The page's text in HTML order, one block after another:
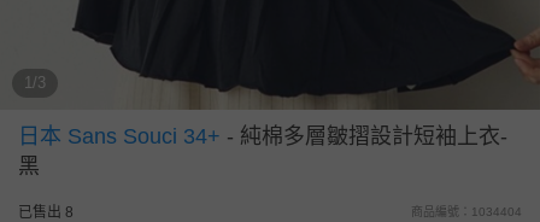
1/3
日本 Sans Souci 34+ - 純棉多層皺摺設計短袖上衣-
黑
已售出 8 商品編號：1034404